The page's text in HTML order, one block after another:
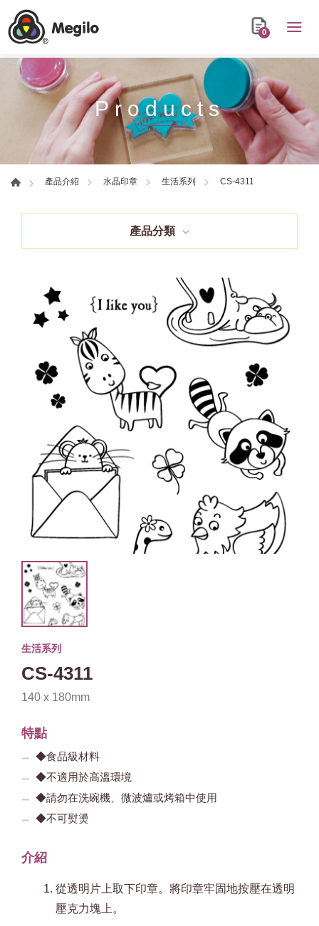
0
Products
產品介紹 水晶印章 生活系列 CS-4311
產品分類
生活系列
CS-4311
140 x 180mm
特點
◆食品級材料
◆不適用於高溫環境
◆請勿在洗碗機、微波爐或烤箱中使用
◆不可熨燙
介紹
從透明片上取下印章。將印章牢固地按壓在透明
壓克力塊上。